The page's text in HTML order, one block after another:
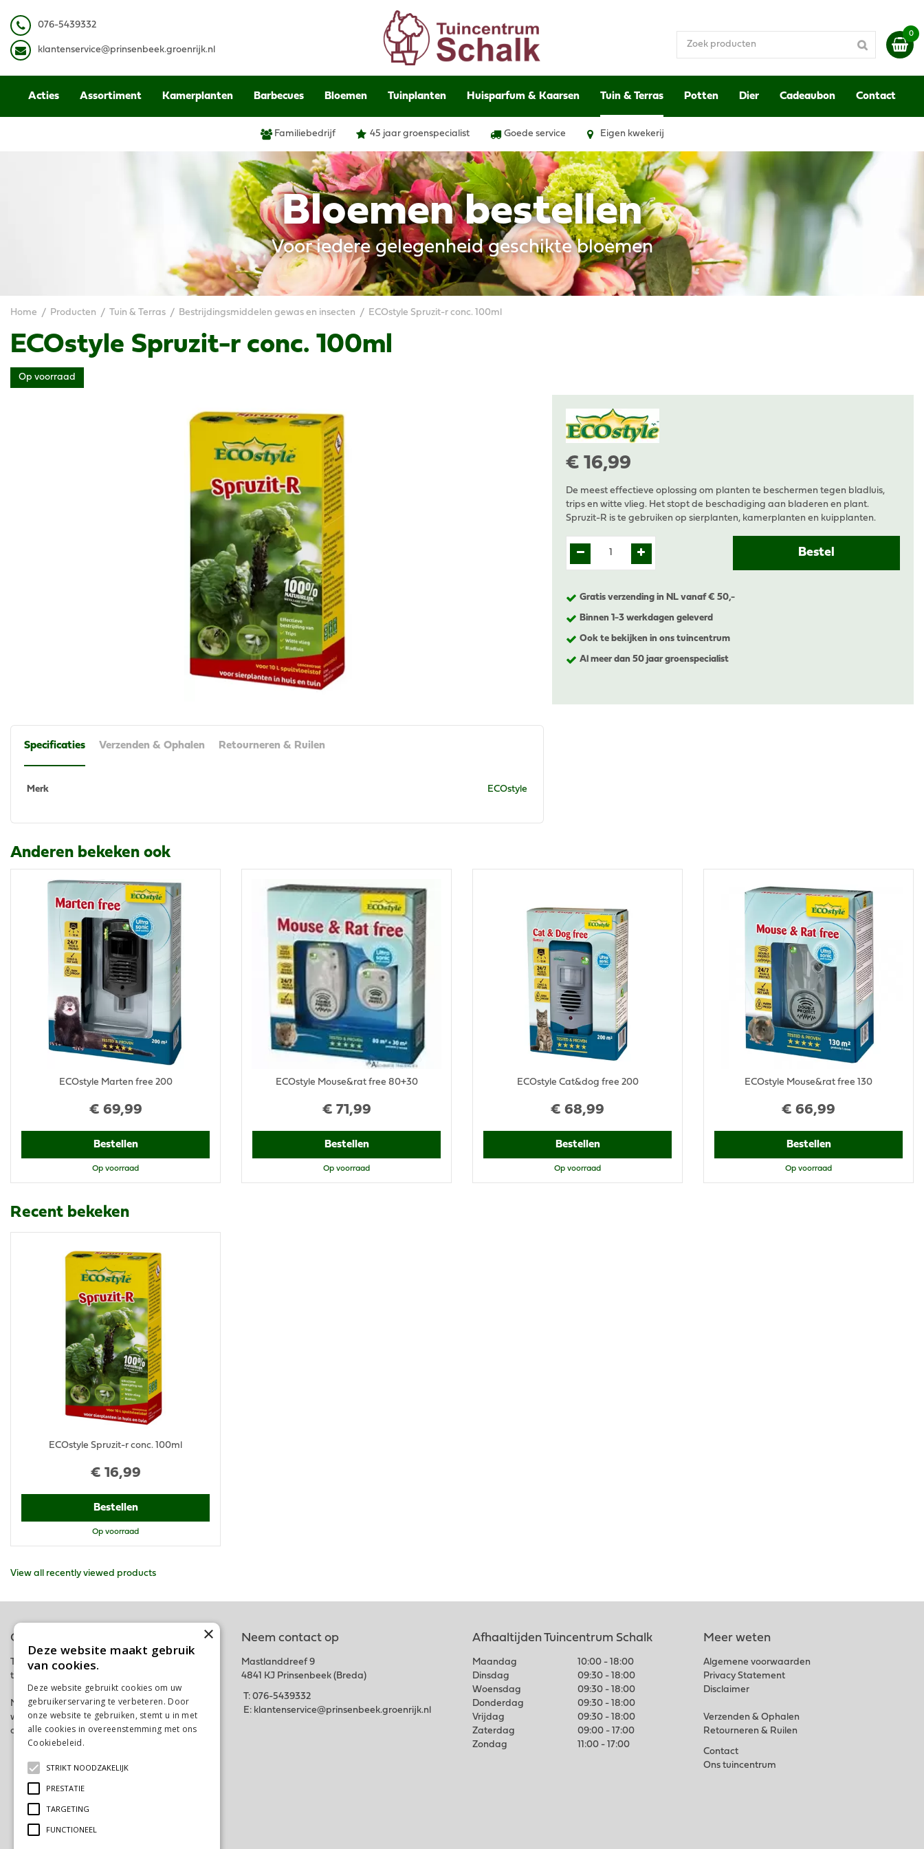
naar
content
Bloemen bestellen
Voor iedere gelegenheid geschikte bloemen
Home Producten Tuin & Terras Bestrijdingsmiddelen gewas en insecten ECOstyle Spruzit-r conc. 100ml
076-5439332
k lantenservice@prinsenbeek.groenrijk.nl
Acties Assortiment Kamerplanten Barbecues Bloemen Tuinplanten Huisparfum & Kaarsen Tuin & Terras Potten Dier Cadeaubon Contact
Familiebedrijf 45 jaar groenspecialist Goede service Eigen kwekerij
ECOstyle Spruzit-r conc. 100ml
Op voorraad
€ 16,99
De meest effectieve oplossing om planten te beschermen tegen bladluis,
trips en witte vlieg. Het stopt de beschadiging aan bladeren en plant.
Spruzit-R is te gebruiken op sierplanten, kamerplanten en kuipplanten.
Gratis verzending in NL vanaf € 50,-
Binnen 1-3 werkdagen geleverd
Ook te bekijken in ons tuincentrum
Al meer dan 50 jaar groenspecialist
Specificaties Verzenden & Ophalen Retourneren & Ruilen
Merk ECOstyle
Anderen bekeken ook
€ 69,99
ECOstyle Marten free 200
Bestellen
Op voorraad
€ 71 ,99
ECOstyle Mouse&rat free 80+30
Bestellen
Op voorraad
€ 68,99
ECOstyle Cat&dog free 200
Bestellen
Op voorraad
€ 66,99
ECOstyle Mouse&rat free 130
Bestellen
Op voorraad
Recent bekeken
€ 16,99
ECOstyle Spruzit-r conc. 100ml
Bestellen
Op voorraad
View all recently viewed products
Online tuincentrum
Tuincentrum Schalk is onderdeel van het fysieke
tuincentrum GroenRijk Schalk nabij Breda.
Met deze webshop hopen wij iedereen in zijn
wensen te kunnen voorzien. Bestel gemakkelijk
online of kom langs in ons tuincentrum. Tot snel!
Neem contact op
Mastlanddreef 9
4841 KJ Prinsenbeek (Breda)
T: 076-5439332
E: klantenservice@prinsenbeek.groenrijk.nl
Afhaaltijden Tuincentrum Schalk
Maandag
10:00 - 18:00
Dinsdag
09:30 - 18:00
Woensdag
09:30 - 18:00
Donderdag
09:30 - 18:00
Vrijdag
09:30 - 18:00
Zaterdag
09:00 - 17:00
Zondag
11:00 - 17:00
Meer weten
Algemene voorwaarden
Privacy Statement
Disclaimer
Verzenden & Ophalen
Retourneren & Ruilen
Contact
Ons tuincentrum
×
Deze website maakt gebruik
van cookies.
Deze website gebruikt cookies om uw
gebruikerservaring te verbeteren. Door
onze website te gebruiken, stemt u in met
alle cookies in overeenstemming met ons
Cookiebeleid.
STRIKT NOODZAKELIJK
PRESTATIE
TARGETING
FUNCTIONEEL